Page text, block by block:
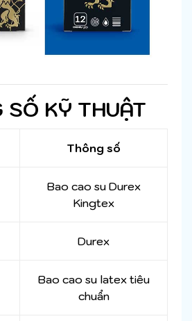
SỐ KỸ THUẬT
Thông số
Bao cao su Durex
Kingtex
Durex
Bao cao su latex tiêu
chuẩn